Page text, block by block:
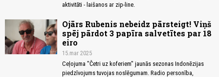
aktivitāti - laišanos ar zip-line.
Ojārs Rubenis nebeidz pārsteigt! Viņš
spēj pārdot 3 papīra salvetītes par 18
eiro
15.mar 2025
Ceļojuma "Četri uz koferiem" jaunās sezonas Indonēzijas
piedzīvojums tuvojas noslēgumam. Radio personība,